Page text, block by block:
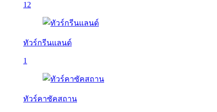
12
ทัวร์กรีนแลนด์
1
ทัวร์คาซัคสถาน